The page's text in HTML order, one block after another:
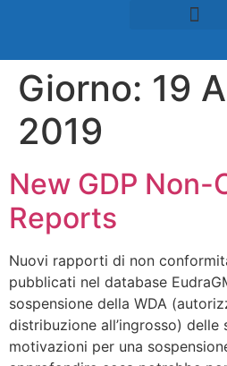
Giorno: 19
2019
New GDP Non-
Reports
Nuovi rapporti di non
pubblicati nel database
sospensione della WDA
distribuzione all’ingrosso)
motivazioni per una